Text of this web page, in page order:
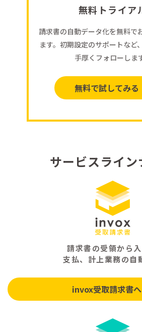
無料トライア
請求書の自動データ化を無料で
ます。初期設定のサポートなど
手厚くフォローしま
無料で試してみる
サービスライン
請求書の受領から入
支払、計上業務の自
invox受取請求書へ